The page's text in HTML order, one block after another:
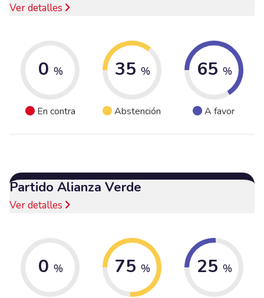
Ver detalles
0 %
En contra
35 %
Abstención
65 %
A favor
Partido Alianza Verde
Ver detalles
0 % 75 % 25 %